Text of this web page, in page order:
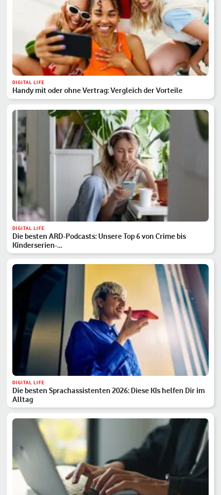
DIGITAL LIFE
Handy mit oder ohne Vertrag: Vergleich der Vorteile
DIGITAL LIFE
Die besten ARD-Podcasts: Unsere Top 6 von Crime bis
Kinderserien-…
DIGITAL LIFE
Die besten Sprachassistenten 2026: Diese KIs helfen Dir im
Alltag